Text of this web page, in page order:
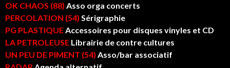
OK CHAOS (88) Asso orga concerts
PERCOLATION (54) Sérigraphie
PG PLASTIQUEAccessoires pour disques vinyles et CD
LA PETROLEUSE Librairie de contre cultures
UN PEU DE PIMENT (54) Asso/bar associatif